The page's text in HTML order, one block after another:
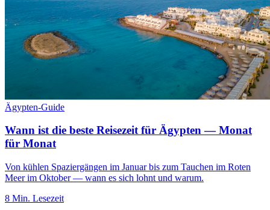
Ägypten-Guide
Wann ist die beste Reisezeit für Ägypten — Monat
für Monat
Von kühlen Spaziergängen im Januar bis zum Tauchen im Roten
Meer im Oktober — wann es sich lohnt und warum.
8 Min. Lesezeit